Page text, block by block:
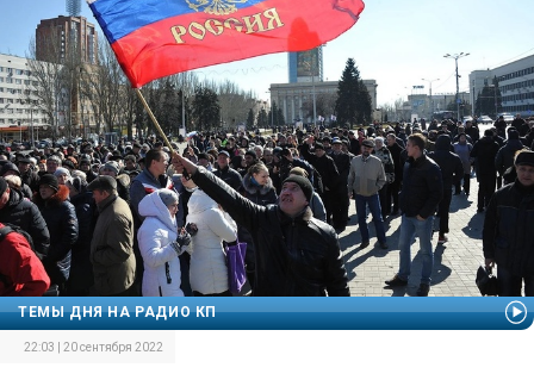
ТЕМЫ ДНЯ НА РАДИО КП
22:03 | 20 сентября 2022